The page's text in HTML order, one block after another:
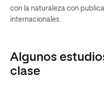
con la naturaleza con
internacionales.
Algunos
clase